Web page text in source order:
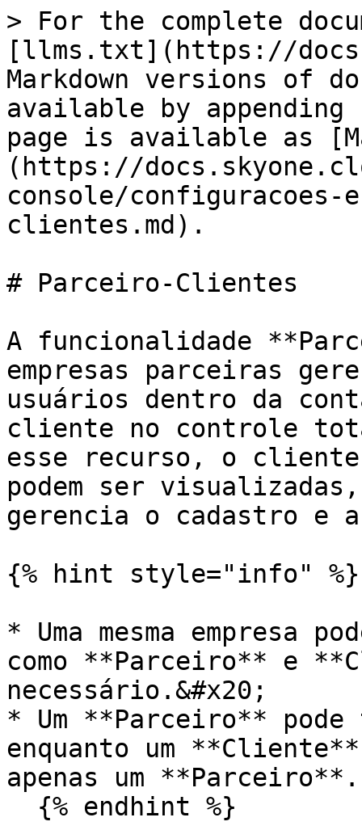
> For the complete
[llms.txt](https://
Markdown versions of
available by
page is available as
(https://
console/
clientes.md).
# Parceiro-Clientes
A funcionalidade
empresas parceiras
usuários dentro da
cliente no controle
esse recurso, o
podem ser
gerencia o cadastro e
{% hint style="info" %}
* Uma mesma empresa
como **Parceiro** e
necessário.&#x20;
* Um **Parceiro**
enquanto um
apenas um **Parceiro**.